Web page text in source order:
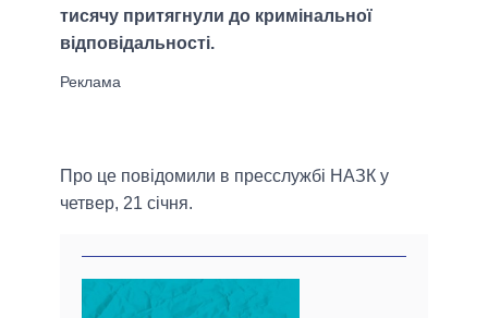
тисячу притягнули до кримінальної
відповідальності.
Про це повідомили в пресслужбі НАЗК у
четвер, 21 січня.